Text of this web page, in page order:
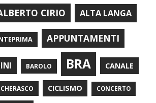
CIRIO ALTA LANGA
APPUNTAMENTI
BAROLO BRA CANALE
CHERASCO CICLISMO CONCERTO